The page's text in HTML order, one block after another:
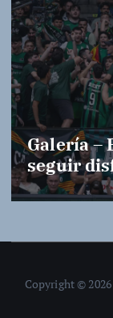
Galería –
seguir
Copyright ©